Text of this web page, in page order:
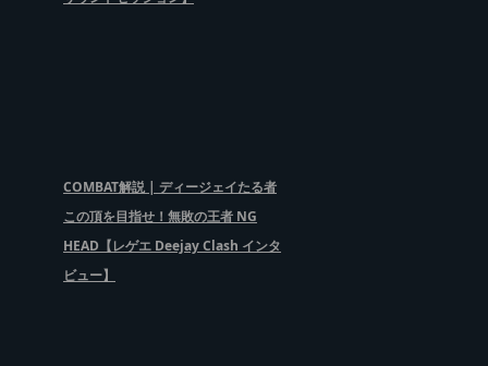
COMBAT解説 | ディージェイたる者
この頂を目指せ！無敗の王者 NG
HEAD【レゲエ Deejay Clash インタ
ビュー】